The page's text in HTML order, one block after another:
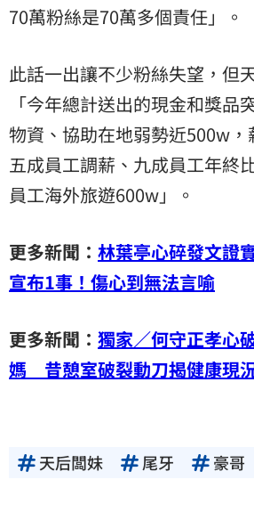
70萬粉絲是70萬多個責任」。
此話一出讓不少粉絲失望，但
「今年總計送出的現金和獎品
物資、協助在地弱勢近500w，
五成員工調薪、九成員工年終
員工海外旅遊600w」。
更多新聞： 林葉亭心碎發文
宣布1事！傷心到無法言喻
更多新聞： 獨家／何守正孝心
媽 昔憩室破裂動刀揭健康現
天后闆妹 尾牙 豪哥